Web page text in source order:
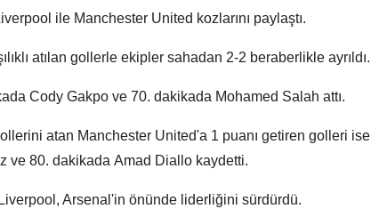
ile Manchester United kozlarını paylaştı.
atılan gollerle ekipler sahadan 2-2 beraberlikle ayrıldı.
Cody Gakpo ve 70. dakikada Mohamed Salah attı.
atan Manchester United'a 1 puanı getiren golleri ise
ve 80. dakikada Amad Diallo kaydetti.
Arsenal'in önünde liderliğini sürdürdü.